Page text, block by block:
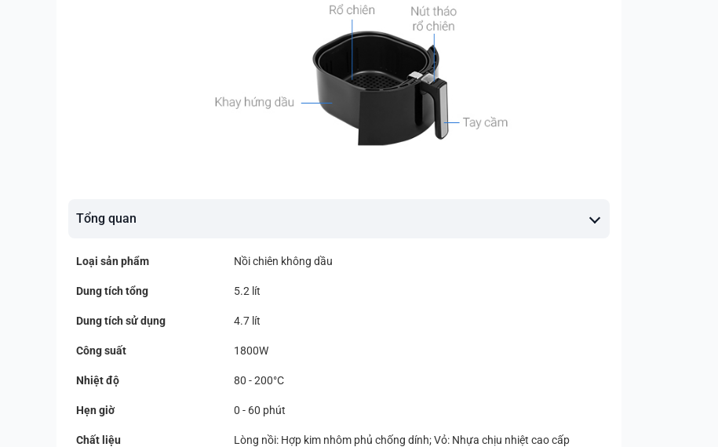
Tổng quan
Loại sản phẩm Nồi chiên không dầu
Dung tích tổng 5.2 lít
Dung tích sử dụng 4.7 lít
Công suất 1800W
Nhiệt độ 80 - 200°C
Hẹn giờ 0 - 60 phút
Chất liệu Lòng nồi: Hợp kim nhôm phủ chống dính; Vỏ: Nhựa chịu nhiệt cao cấp